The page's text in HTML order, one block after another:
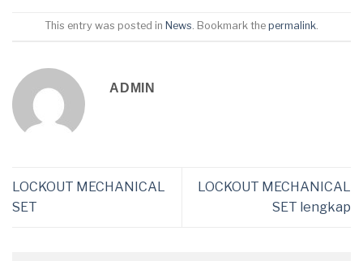
This entry was posted in News. Bookmark the permalink.
ADMIN
LOCKOUT MECHANICAL
SET
LOCKOUT MECHANICAL
SET lengkap